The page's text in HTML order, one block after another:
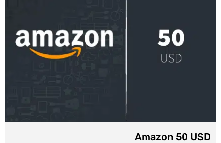
Amazon 50 USD